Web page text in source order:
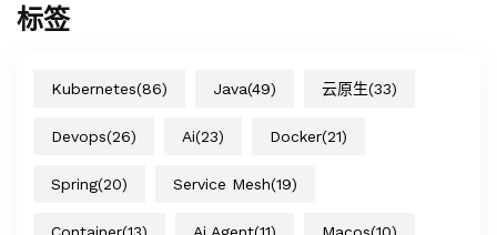
标签
Kubernetes(86) Java(49) 云原生(33)
Devops(26) Ai(23) Docker(21)
Spring(20) Service Mesh(19)